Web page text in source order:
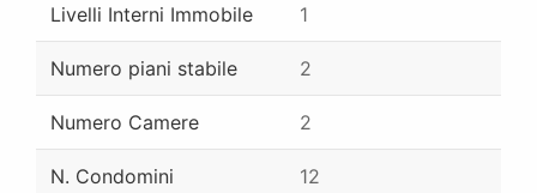
Livelli Interni Immobile 1
Numero piani stabile 2
Numero Camere 2
N. Condomini 12